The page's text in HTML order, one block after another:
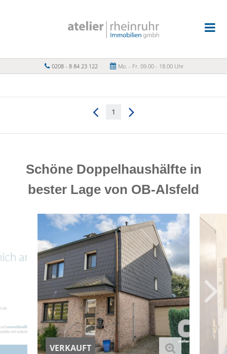
0208 - 8 84 23 122 Mo. - Fr. 09.00 - 18.00 Uhr
1
Schöne Doppelhaushälfte in
bester Lage von OB-Alsfeld
VERKAUFT